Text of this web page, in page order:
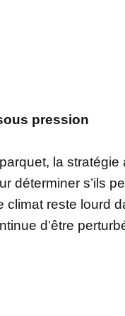
pression
la
déterminer s’ils
climat reste lourd
d’être